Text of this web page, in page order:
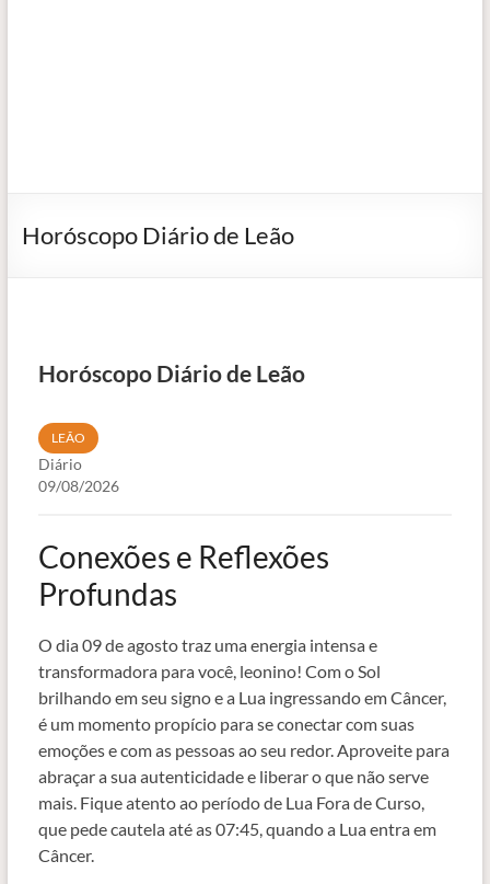
Horóscopo Diário de Leão
Horóscopo Diário de Leão
LEÃO
Diário
09/08/2026
Conexões e Reflexões
Profundas
O dia 09 de agosto traz uma energia intensa e
transformadora para você, leonino! Com o Sol
brilhando em seu signo e a Lua ingressando em Câncer,
é um momento propício para se conectar com suas
emoções e com as pessoas ao seu redor. Aproveite para
abraçar a sua autenticidade e liberar o que não serve
mais. Fique atento ao período de Lua Fora de Curso,
que pede cautela até as 07:45, quando a Lua entra em
Câncer.